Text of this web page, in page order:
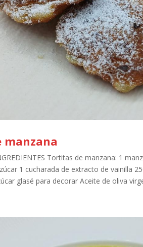
manzana
Tortitas de manzana: 1
1 cucharada de extracto de vainilla
glasé para decorar Aceite de oliva